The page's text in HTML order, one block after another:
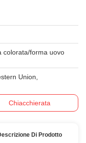
colorata/forma uovo
Union,
Chiacchierata
Di Prodotto